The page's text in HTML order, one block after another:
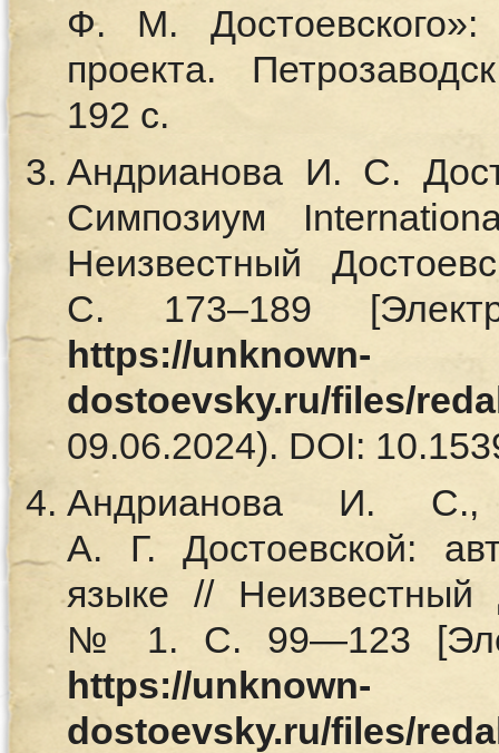
Ф. М. Достоевского»:
проекта.
192 с.
Андрианова И. С.
Симпозиум
Неизвестный
С. 173–189
https://unknown-
dostoevsky.ru/files/
09.06.2024). DOI:
Андрианова И.
А. Г. Достоевской:
языке // Неизвестный
№ 1. С. 99—123
https://unknown-
dostoevsky.ru/files/